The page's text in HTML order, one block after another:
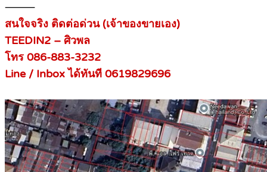
⸻
สนใจจริง ติดต่อด่วน (เจ้าของขายเอง)
TEEDIN2 – ศิวพล
โทร 086-883-3232
Line / Inbox ได้ทันที 0619829696